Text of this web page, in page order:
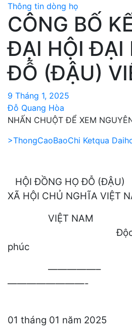
Thông tin dòng họ
CÔNG BỐ
ĐẠI HỘI ĐẠI
ĐỖ (ĐẬU)
9 Tháng 1, 2025
Đỗ Quang Hòa
NHẤN CHUỘT ĐỂ XEM
>ThongCaoBaoChi Ketqua
HỘI ĐỒNG HỌ ĐỖ
XÃ HỘI CHỦ NGHĨA VIỆT
VIỆT NAM
Độc lập – Tự
phúc
————————-
Hà Nội,
01 tháng 01 năm 2025